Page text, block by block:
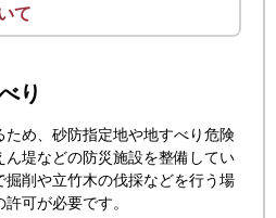
て
り
め、砂防指定地や地すべり危険
堤などの防災施設を整備してい
掘削や立竹木の伐採などを行う場
可が必要です。